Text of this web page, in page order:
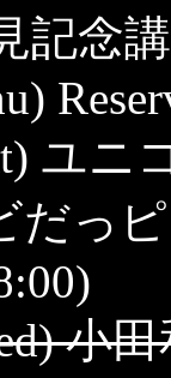
記念
ユニ
だっ
小田